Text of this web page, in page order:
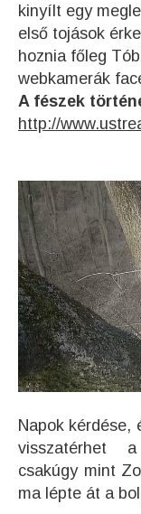
kinyílt egy
első tojások
hoznia főleg
webkamerák
A fészek
http://
Napok kérdése,
visszatérhet
csakúgy mint
ma lépte át a